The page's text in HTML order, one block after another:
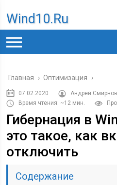
Wind10.ru
Главная › Оптимизация ›
07.02.2020
Андрей Смирнов
Время чтения: ~12 мин.
Гибернация в
это такое, как
отключить
Содержание